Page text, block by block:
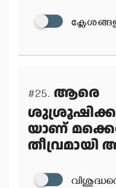
#25. ആരെ
യാണ്
തീവ്രമായി